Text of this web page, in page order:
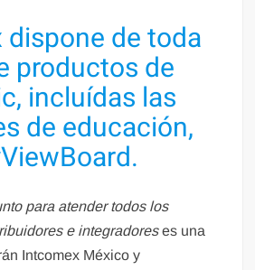
de toda
productos de
incluídas las
de educación,
para atender todos los
e integradoreses una
Intcomex México y